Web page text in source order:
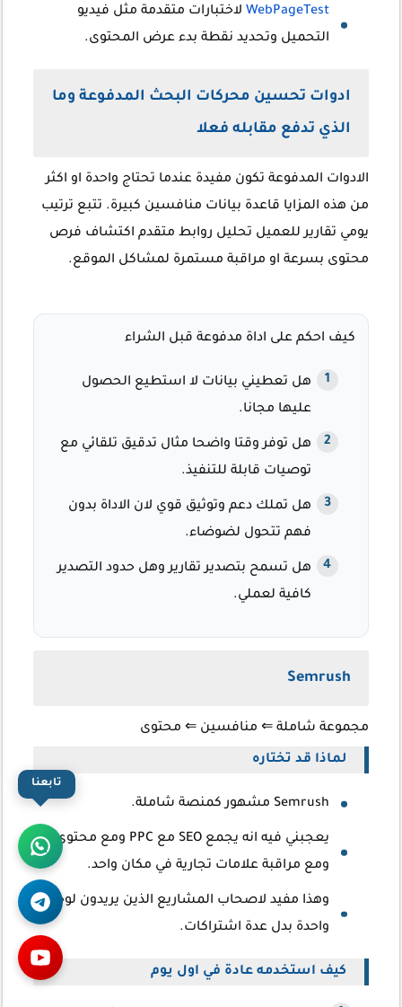
WebPageTest لاختبارات متقدمة مثل فيديو
التحميل وتحديد نقطة بدء عرض المحتوى.
ادوات تحسين محركات البحث المدفوعة وما
الذي تدفع مقابله فعلا
الادوات المدفوعة تكون مفيدة عندما تحتاج واحدة او اكثر
من هذه المزايا قاعدة بيانات منافسين كبيرة. تتبع ترتيب
يومي تقارير للعميل تحليل روابط متقدم اكتشاف فرص
محتوى بسرعة او مراقبة مستمرة لمشاكل الموقع.
كيف احكم على اداة مدفوعة قبل الشراء
هل تعطيني بيانات لا استطيع الحصول
عليها مجانا.
هل توفر وقتا واضحا مثال تدقيق تلقائي مع
توصيات قابلة للتنفيذ.
هل تملك دعم وتوثيق قوي لان الاداة بدون
فهم تتحول لضوضاء.
هل تسمح بتصدير تقارير وهل حدود التصدير
كافية لعملي.
Semrush
مجموعة شاملة ⇐ منافسين ⇐ محتوى
لماذا قد تختاره
Semrush مشهور كمنصة شاملة.
يعجبني فيه انه يجمع SEO مع PPC ومع محتوى
ومع مراقبة علامات تجارية في مكان واحد.
وهذا مفيد لاصحاب المشاريع الذين يريدون لوحة
واحدة بدل عدة اشتراكات.
كيف استخدمه عادة في اول يوم
تابعنا